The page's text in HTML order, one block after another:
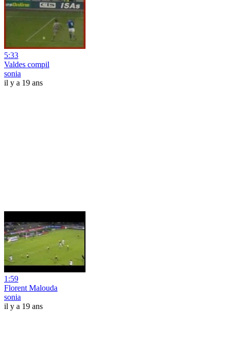
5:33
Valdes compil
sonia
il y a 19 ans
1:59
Florent Malouda
sonia
il y a 19 ans